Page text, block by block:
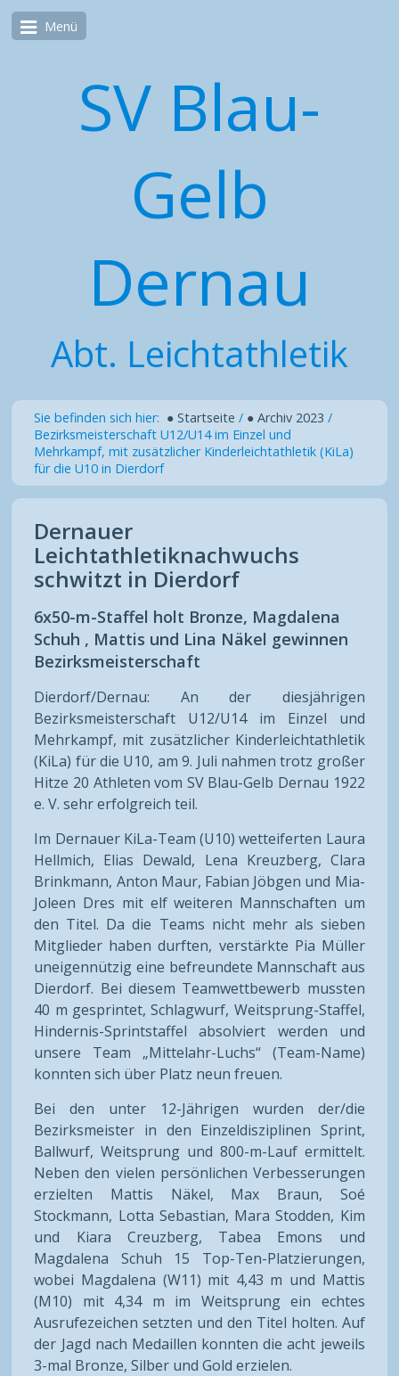
Menü
SV Blau-
Gelb
Dernau
Abt. Leichtathletik
Sie befinden sich hier: ● Startseite / ● Archiv 2023 /
Bezirksmeisterschaft U12/U14 im Einzel und
Mehrkampf, mit zusätzlicher Kinderleichtathletik (KiLa)
für die U10 in Dierdorf
Dernauer
Leichtathletiknachwuchs
schwitzt in Dierdorf
6x50-m-Staffel holt Bronze, Magdalena
Schuh , Mattis und Lina Näkel gewinnen
Bezirksmeisterschaft
Dierdorf/Dernau: An der diesjährigen
Bezirksmeisterschaft U12/U14 im Einzel und
Mehrkampf, mit zusätzlicher Kinderleichtathletik
(KiLa) für die U10, am 9. Juli nahmen trotz großer
Hitze 20 Athleten vom SV Blau-Gelb Dernau 1922
e. V. sehr erfolgreich teil.
Im Dernauer KiLa-Team (U10) wetteiferten Laura
Hellmich, Elias Dewald, Lena Kreuzberg, Clara
Brinkmann, Anton Maur, Fabian Jöbgen und Mia-
Joleen Dres mit elf weiteren Mannschaften um
den Titel. Da die Teams nicht mehr als sieben
Mitglieder haben durften, verstärkte Pia Müller
uneigennützig eine befreundete Mannschaft aus
Dierdorf. Bei diesem Teamwettbewerb mussten
40 m gesprintet, Schlagwurf, Weitsprung-Staffel,
Hindernis-Sprintstaffel absolviert werden und
unsere Team „Mittelahr-Luchs“ (Team-Name)
konnten sich über Platz neun freuen.
Bei den unter 12-Jährigen wurden der/die
Bezirksmeister in den Einzeldisziplinen Sprint,
Ballwurf, Weitsprung und 800-m-Lauf ermittelt.
Neben den vielen persönlichen Verbesserungen
erzielten Mattis Näkel, Max Braun, Soé
Stockmann, Lotta Sebastian, Mara Stodden, Kim
und Kiara Creuzberg, Tabea Emons und
Magdalena Schuh 15 Top-Ten-Platzierungen,
wobei Magdalena (W11) mit 4,43 m und Mattis
(M10) mit 4,34 m im Weitsprung ein echtes
Ausrufezeichen setzten und den Titel holten. Auf
der Jagd nach Medaillen konnten die acht jeweils
3-mal Bronze, Silber und Gold erzielen.